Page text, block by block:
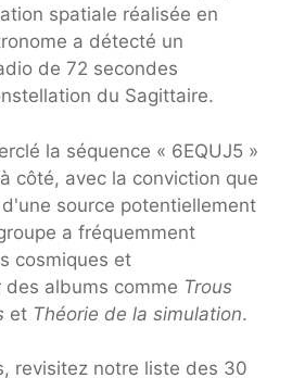
spatiale réalisée en
a détecté un
de 72 secondes
du Sagittaire.
la séquence « 6EQUJ5 »
côté, avec la conviction que
source potentiellement
a fréquemment
cosmiques et
des albums comme Trous
et Théorie de la simulation.
revisitez notre liste des 30